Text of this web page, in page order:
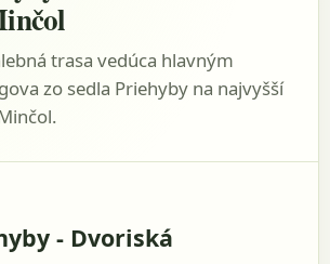
trasa vedúca hlavným
zo sedla Priehyby na najvyšší
- Dvoriská